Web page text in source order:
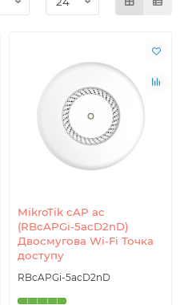
з певними
до мережі.
як в домашніх
місцях і
користувачам
якій точці приміщення
зручність і
контролювати
підключених пристроїв, а
трафік даних.
забезпечуючи
до Інтернету без
MikroTik cAP ac
(RBcAPGi-5acD2nD)
Двосмугова Wi-Fi Точка
доступу
RBcAPGi-5acD2nD